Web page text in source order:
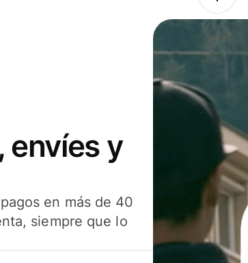
envíes y
en más de 40
siempre que lo